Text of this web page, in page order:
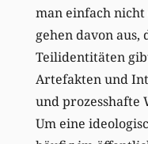
man einfach
gehen davon aus,
Teilidentitäten
Artefakten und
und prozesshafte
Um eine